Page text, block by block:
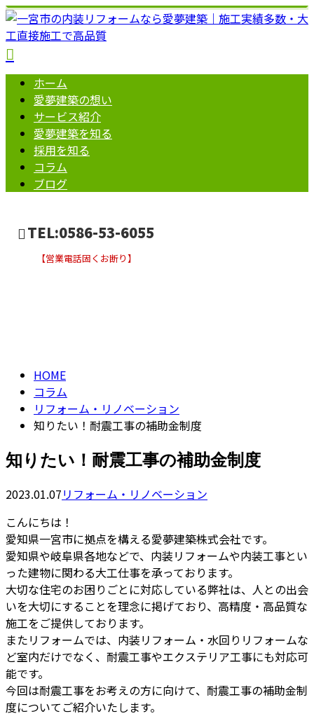
ホーム
愛夢建築の想い
サービス紹介
愛夢建築を知る
採用を知る
コラム
ブログ
TEL:0586-53-6055
【営業電話固くお断り】
HOME
コラム
リフォーム・リノベーション
知りたい！耐震工事の補助金制度
知りたい！耐震工事の補助金制度
2023.01.07リフォーム・リノベーション
こんにちは！
愛知県一宮市に拠点を構える愛夢建築株式会社です。
愛知県や岐阜県各地などで、内装リフォームや内装工事とい
った建物に関わる大工仕事を承っております。
大切な住宅のお困りごとに対応している弊社は、人との出会
いを大切にすることを理念に掲げており、高精度・高品質な
施工をご提供しております。
またリフォームでは、内装リフォーム・水回りリフォームな
ど室内だけでなく、耐震工事やエクステリア工事にも対応可
能です。
今回は耐震工事をお考えの方に向けて、耐震工事の補助金制
度についてご紹介いたします。